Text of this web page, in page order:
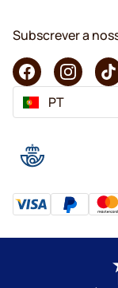
Subscrever a
PT